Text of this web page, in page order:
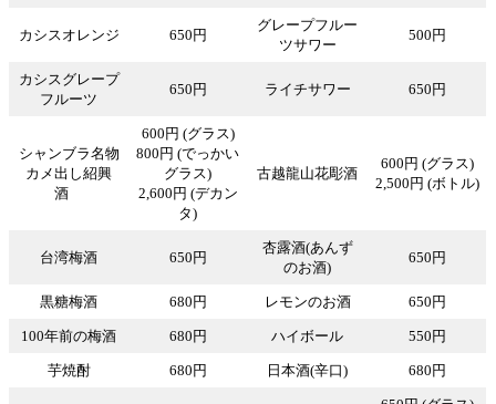
カシスオレンジ 650円
グレープフルー
ツサワー
500円
カシスグレープ
フルーツ
650円 ライチサワー 650円
シャンブラ名物
カメ出し紹興
酒
600円 (グラス)
800円 (でっかい
グラス)
2,600円 (デカン
タ)
古越龍山花彫酒
600円 (グラス)
2,500円 (ボトル)
台湾梅酒 650円
杏露酒(あんず
のお酒)
650円
黒糖梅酒 680円 レモンのお酒 650円
100年前の梅酒 680円 ハイボール 550円
芋焼酎 680円 日本酒(辛口) 680円